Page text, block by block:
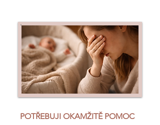
POTŘEBUJI OKAMŽITĚ POMOC